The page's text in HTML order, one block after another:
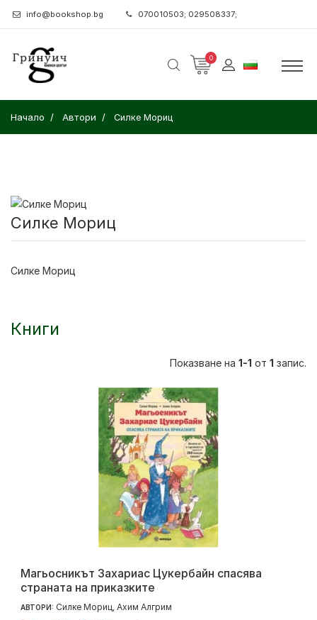
info@bookshop.bg 070010503; 029508337;
0
Начало Автори Силке Мориц
Силке Мориц
Силке Мориц
Книги
Показване на 1-1 от 1 запис.
Магьосникът Захариас Цукербайн спасява
страната на приказките
АВТОРИ: Силке Мориц Ахим Алгрим